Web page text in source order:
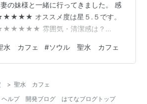
の妹様と一緒に行ってきました。 感
オススメ度は星５.５です。
★★★★★★ 雰囲気・清潔感は？
メしたいか？ ★★★★★★ 味はカフ
かなり美味しかったです。 店内はラ
な感覚でくつろげます。 コーヒーと
高くて、すごくおいしいかったで
水 カフェ #ソウル 聖水 カフェ
> 聖水 カフェ
ヘルプ 開発ブログ はてなブログトップ